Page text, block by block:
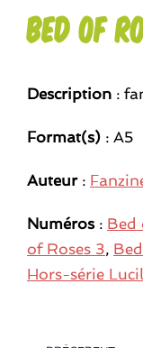
Bed of
Description :
Format(s) : A5
Auteur:
Numéros: Bed
of Roses 3,
Hors-série